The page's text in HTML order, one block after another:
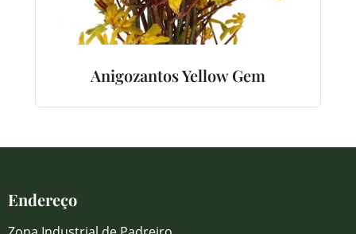
Anigozantos Yellow Gem
Endereço